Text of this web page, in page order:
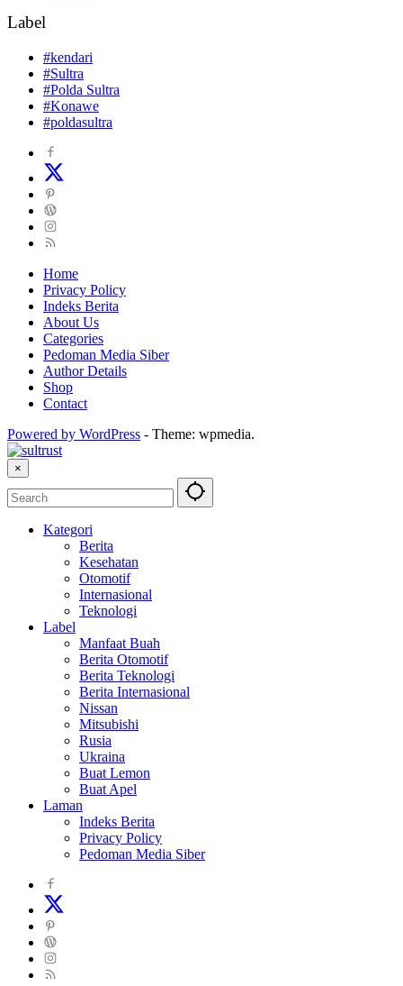
Label
#kendari
#Sultra
#Polda Sultra
#Konawe
#poldasultra
Home
Privacy Policy
Indeks Berita
About Us
Categories
Pedoman Media Siber
Author Details
Shop
Contact
Powered by WordPress - Theme: wpmedia.
×
Kategori
Berita
Kesehatan
Otomotif
Internasional
Teknologi
Label
Manfaat Buah
Berita Otomotif
Berita Teknologi
Berita Internasional
Nissan
Mitsubishi
Rusia
Ukraina
Buat Lemon
Buat Apel
Laman
Indeks Berita
Privacy Policy
Pedoman Media Siber